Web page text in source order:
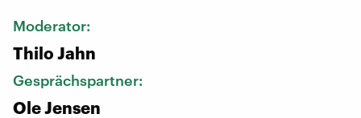
Moderator:
Thilo Jahn
Gesprächspartner:
Ole Jensen